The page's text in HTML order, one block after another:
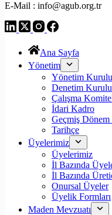
E-Mail : info@agub.org.tr
Ana Sayfa
Yönetim
Yönetim Kurulu
Denetim Kurulu
Çalışma
İdari Kadro
Geçmiş Dönem
Tarihçe
Üyelerimiz
Üyelerimiz
İl Bazında
İl Bazında
Onursal Üyeler
Üyelik Formları
Maden Mevzuatı